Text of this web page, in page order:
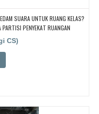
SUARA UNTUK RUANG KELAS?
PENYEKAT RUANGAN
CS)